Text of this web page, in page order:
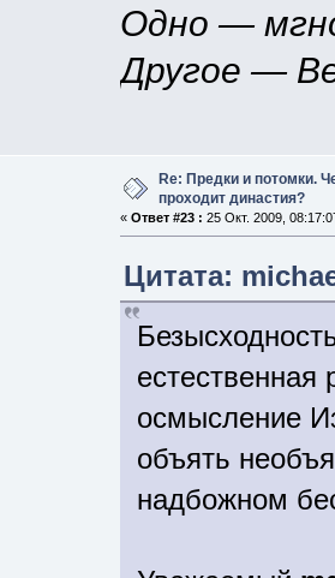
Одно —
Другое —
Re: Предки и потомки.
проходит династия?
« Ответ #23 : 25 Окт. 2009,
Цитата:
естественная
осмысление
объять
надбожном